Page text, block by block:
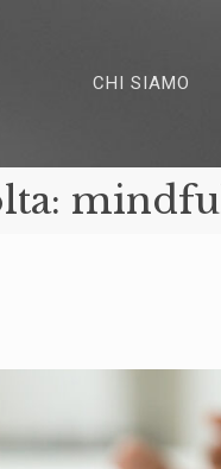
CHI SIAMO